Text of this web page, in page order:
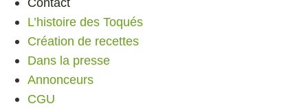
L’histoire des Toqués
Création de recettes
Dans la presse
Annonceurs
CGU